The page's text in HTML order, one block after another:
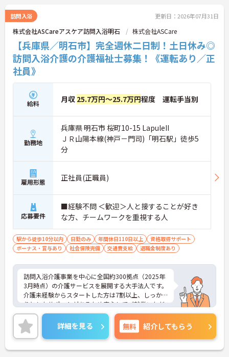
訪問入浴 更新日：2026年07月31日
株式会社ASCareアスケア訪問入浴明石 株式会社ASCare
【兵庫県／明石市】完全週休二日制！土日休み◎
訪問入浴介護の介護福祉士募集！《運転あり／正
社員》
給料 月収 25.7万円～25.7万円程度 運転手当別
勤務地
兵庫県 明石市 桜町10-15 LapuleII
ＪＲ山陽本線(神戸－門司)「明石駅」徒歩5
分
雇用形態 正社員(正職員)
応募要件
■経験不問 ＜歓迎＞人と接することが好き
な方、チームワークを重視する人
駅から徒歩10分以内 日勤のみ 年間休日110日以上
資格取得サポート
ボーナス・賞与あり
社会保険完備 交通費支給 退職金制度あり
訪問入浴介護事業を中心に全国約300拠点（2025年
3月時点）の介護サービスを展開する大手法人です。
介護未経験からスタートした方は7割以上、しっか
りとしたサポートがあるため安心してご就業いただ
けます。お風呂に入れなくて困っている方に、手を
差し伸べてあげられるとてもやりがいのあるお仕事
です。ご興味ある方には、面接対策ポイントなど、
さらに詳細をお話しいたしますのでお気軽にご相談
ください！
詳細を見る 無料 紹介してもらう